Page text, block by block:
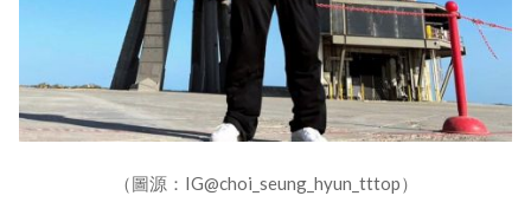
（圖源：IG@choi_seung_hyun_tttop）